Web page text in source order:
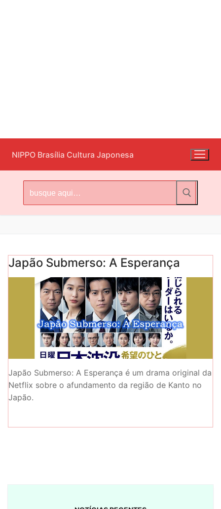
para
o
conteúdo
NIPPO Brasília Cultura Japonesa
por:
Japão Submerso: A Esperança
Japão Submerso: A Esperança é um drama original da
Netflix sobre o afundamento da região de Kanto no
Japão.